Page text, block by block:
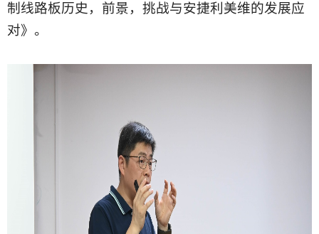
制线路板历史，前景，挑战与安捷利美维的发展应
对》。